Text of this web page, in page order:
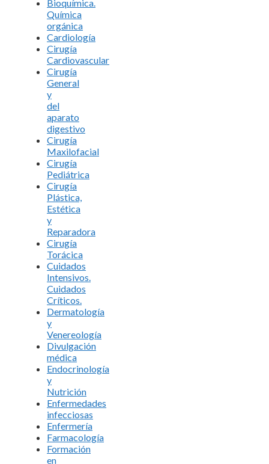
Bioquímica.
Química
orgánica
Cardiología
Cirugía
Cardiovascular
Cirugía
General
y
del
aparato
digestivo
Cirugía
Maxilofacial
Cirugía
Pediátrica
Cirugía
Plástica,
Estética
y
Reparadora
Cirugía
Torácica
Cuidados
Intensivos.
Cuidados
Críticos.
Dermatología
y
Venereología
Divulgación
médica
Endocrinología
y
Nutrición
Enfermedades
infecciosas
Enfermería
Farmacología
Formación
en